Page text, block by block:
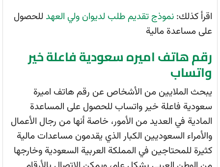
اقرأ كذلك: نموذج تقديم طلب لديوان ولي العهد للحصول
على مساعدة مالية
رقم هاتف اميره سعودية فاعلة خير
واتساب
يبحث الملايين من الأشخاص عن رقم هاتف اميرة
سعودية فاعلة خير واتساب للحصول على المساعدة
المادية في العديد من الأمور، خاصة أنها من رجال الأعمال
والأمراء السعوديين الكبار الذي يقدمون مساعدات مالية
كثيرة للمحتاجين في المملكة العربية السعودية وخارجها